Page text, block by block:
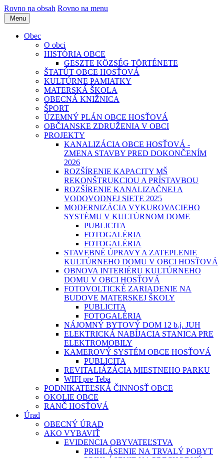
Rovno na obsah Rovno na menu
Menu
Obec
O obci
HISTÓRIA OBCE
GESZTE KÖZSÉG TÖRTÉNETE
ŠTATÚT OBCE HOSŤOVÁ
KULTÚRNE PAMIATKY
MATERSKÁ ŠKOLA
OBECNÁ KNIŽNICA
ŠPORT
ÚZEMNÝ PLÁN OBCE HOSŤOVÁ
OBČIANSKE ZDRUŽENIA V OBCI
PROJEKTY
KANALIZÁCIA OBCE HOSŤOVÁ -
ZMENA STAVBY PRED DOKONČENÍM
2026
ROZŠÍRENIE KAPACITY MŠ
REKONŠTRUKCIOU A PRÍSTAVBOU
ROZŠÍRENIE KANALIZAČNEJ A
VODOVODNEJ SIETE 2025
MODERNIZÁCIA VYKUROVACIEHO
SYSTÉMU V KULTÚRNOM DOME
PUBLICITA
FOTOGALÉRIA
FOTOGALÉRIA
STAVEBNÉ ÚPRAVY A ZATEPLENIE
KULTÚRNEHO DOMU V OBCI HOSŤOVÁ
OBNOVA INTERIÉRU KULTÚRNEHO
DOMU V OBCI HOSŤOVÁ
FOTOVOLTICKÉ ZARIADENIE NA
BUDOVE MATERSKEJ ŠKOLY
PUBLICITA
FOTOGALÉRIA
NÁJOMNÝ BYTOVÝ DOM 12 b.j. JUH
ELEKTRICKÁ NABÍJACIA STANICA PRE
ELEKTROMOBILY
KAMEROVÝ SYSTÉM OBCE HOSŤOVÁ
PUBLICITA
REVITALIÁZÁCIA MIESTNEHO PARKU
WIFI pre Teba
PODNIKATEĽSKÁ ČINNOSŤ OBCE
OKOLIE OBCE
RANČ HOSŤOVÁ
Úrad
OBECNÝ ÚRAD
AKO VYBAVIŤ
EVIDENCIA OBYVATEĽSTVA
PRIHLÁSENIE NA TRVALÝ POBYT